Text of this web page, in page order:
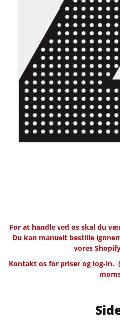
For at handle ved os skal du
Du kan manuelt bestille
vores
Kontakt os for priser og log-in.